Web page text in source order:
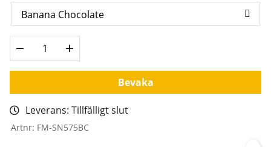
Bevaka
Leverans: Tillfälligt slut
Artnr: FM-SN575BC